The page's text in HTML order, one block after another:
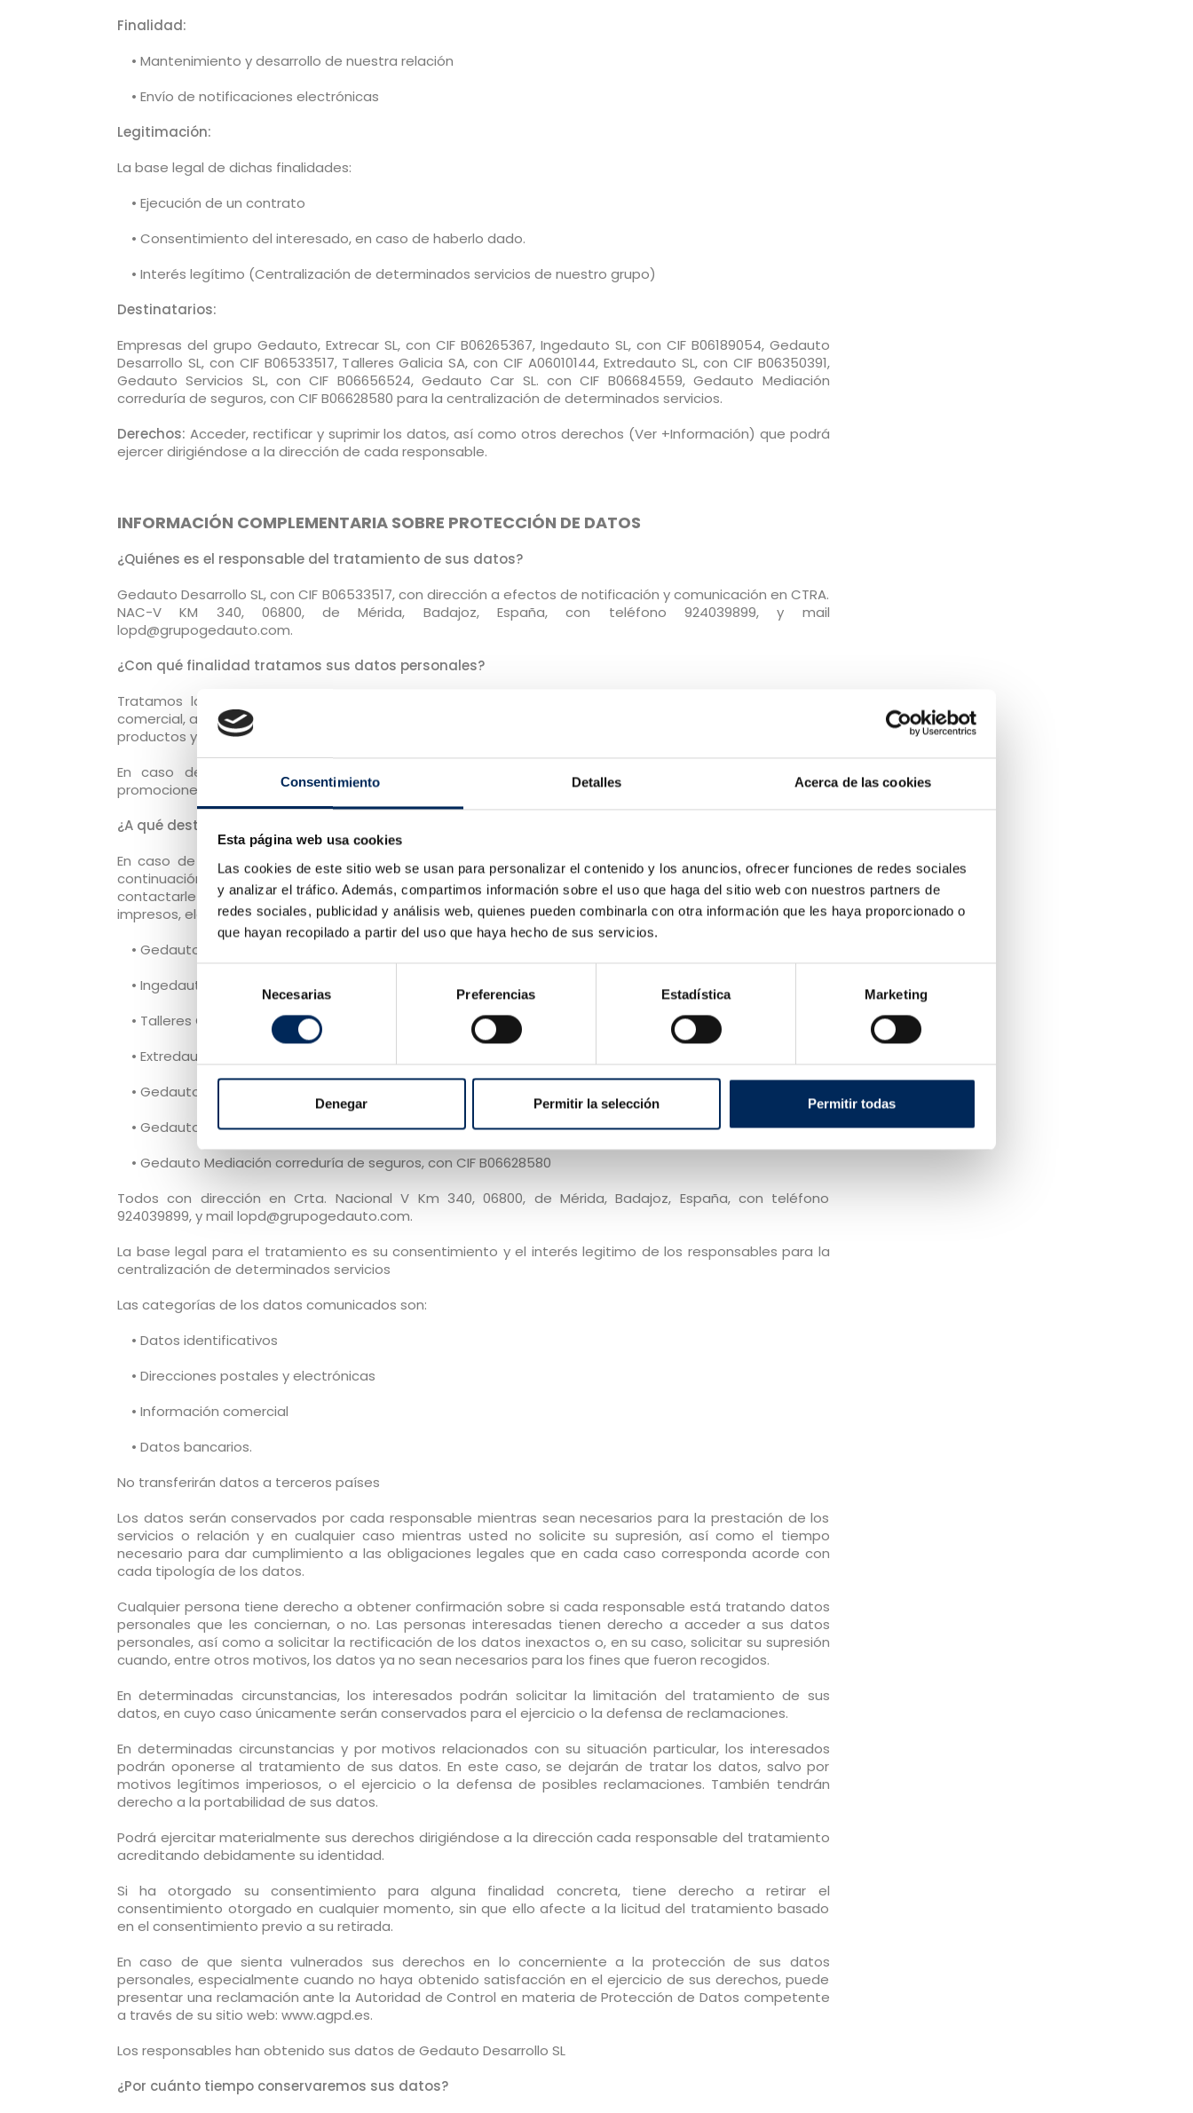
Consentimiento Detalles Acerca de las cookies
Esta página web usa cookies
Las cookies de este sitio web se usan para personalizar el contenido y los anuncios, ofrecer funciones de redes sociales
y analizar el tráfico. Además, compartimos información sobre el uso que haga del sitio web con nuestros partners de
redes sociales, publicidad y análisis web, quienes pueden combinarla con otra información que les haya proporcionado o
que hayan recopilado a partir del uso que haya hecho de sus servicios.
de
consentimiento
Necesarias Preferencias Estadística Marketing
Denegar Permitir la selección Permitir todas
Finalidad:
• Mantenimiento y desarrollo de nuestra relación
• Envío de notificaciones electrónicas
Legitimación:
La base legal de dichas finalidades:
• Ejecución de un contrato
• Consentimiento del interesado, en caso de haberlo dado.
• Interés legítimo (Centralización de determinados servicios de nuestro grupo)
Destinatarios:
Empresas del grupo Gedauto, Extrecar SL, con CIF B06265367, Ingedauto SL, con CIF B06189054, Gedauto
Desarrollo SL, con CIF B06533517, Talleres Galicia SA, con CIF A06010144, Extredauto SL, con CIF B06350391,
Gedauto Servicios SL, con CIF B06656524, Gedauto Car SL. con CIF B06684559, Gedauto Mediación
correduría de seguros, con CIF B06628580 para la centralización de determinados servicios.
Derechos: Acceder, rectificar y suprimir los datos, así como otros derechos (Ver +Información) que podrá
ejercer dirigiéndose a la dirección de cada responsable.
INFORMACIÓN COMPLEMENTARIA SOBRE PROTECCIÓN DE DATOS
¿Quiénes es el responsable del tratamiento de sus datos?
Gedauto Desarrollo SL, con CIF B06533517, con dirección a efectos de notificación y comunicación en CTRA.
NAC-V KM 340, 06800, de Mérida, Badajoz, España, con teléfono 924039899, y mail
lopd@grupogedauto.com.
¿Con qué finalidad tratamos sus datos personales?
Tratamos la información que nos facilita con el fin de realizar una correcta relación contractual o
comercial, administrativa, atender sus consultas y solicitudes, realizar control de de calidad sobre nuestros
productos y servicios y realización de encuestas de calidad.
En caso de haber consentido, para el envío de comunicaciones comerciales sobre descuentos,
promociones y novedades de productos y servicios por e-mail, teléfono o correo ordinario.
¿A qué destinatarios se comunicarán sus datos? Características de la cesión e información.
En caso de haber consentido, la comunicación de sus datos a los distintos responsables indicados a
continuación, que actúan dentro del ámbito de la automoción y seguros, con la finalidad de que puedan
contactarle y ofertarle descuentos, promociones, novedades de sus productos y servicios, por medios
impresos, electrónicos y telefónicos, los destinatarios son:
• Gedauto Extrecar SL, con CIF B06265367.
• Ingedauto SL, con CIF B06189054.
• Talleres Galicia SA, con CIF A06010144.
• Extredauto SL, con CIF B06350391.
• Gedauto Servicios SL, con CIF B06656524.
• Gedauto Car SL. con CIF B06684559.
• Gedauto Mediación correduría de seguros, con CIF B06628580
Todos con dirección en Crta. Nacional V Km 340, 06800, de Mérida, Badajoz, España, con teléfono
924039899, y mail lopd@grupogedauto.com.
La base legal para el tratamiento es su consentimiento y el interés legitimo de los responsables para la
centralización de determinados servicios
Las categorías de los datos comunicados son:
• Datos identificativos
• Direcciones postales y electrónicas
• Información comercial
• Datos bancarios.
No transferirán datos a terceros países
Los datos serán conservados por cada responsable mientras sean necesarios para la prestación de los
servicios o relación y en cualquier caso mientras usted no solicite su supresión, así como el tiempo
necesario para dar cumplimiento a las obligaciones legales que en cada caso corresponda acorde con
cada tipología de los datos.
Cualquier persona tiene derecho a obtener confirmación sobre si cada responsable está tratando datos
personales que les conciernan, o no. Las personas interesadas tienen derecho a acceder a sus datos
personales, así como a solicitar la rectificación de los datos inexactos o, en su caso, solicitar su supresión
cuando, entre otros motivos, los datos ya no sean necesarios para los fines que fueron recogidos.
En determinadas circunstancias, los interesados podrán solicitar la limitación del tratamiento de sus
datos, en cuyo caso únicamente serán conservados para el ejercicio o la defensa de reclamaciones.
En determinadas circunstancias y por motivos relacionados con su situación particular, los interesados
podrán oponerse al tratamiento de sus datos. En este caso, se dejarán de tratar los datos, salvo por
motivos legítimos imperiosos, o el ejercicio o la defensa de posibles reclamaciones. También tendrán
derecho a la portabilidad de sus datos.
Podrá ejercitar materialmente sus derechos dirigiéndose a la dirección cada responsable del tratamiento
acreditando debidamente su identidad.
Si ha otorgado su consentimiento para alguna finalidad concreta, tiene derecho a retirar el
consentimiento otorgado en cualquier momento, sin que ello afecte a la licitud del tratamiento basado
en el consentimiento previo a su retirada.
En caso de que sienta vulnerados sus derechos en lo concerniente a la protección de sus datos
personales, especialmente cuando no haya obtenido satisfacción en el ejercicio de sus derechos, puede
presentar una reclamación ante la Autoridad de Control en materia de Protección de Datos competente
a través de su sitio web: www.agpd.es.
Los responsables han obtenido sus datos de Gedauto Desarrollo SL
¿Por cuánto tiempo conservaremos sus datos?